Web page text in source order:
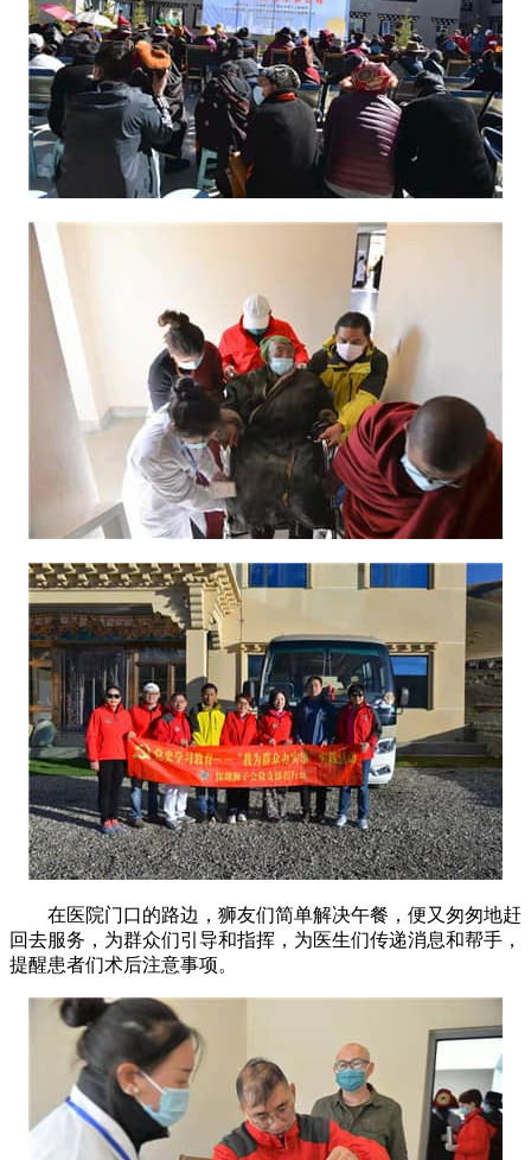
在医院门口的路边，狮友们简单解决午餐，便又匆匆地赶
回去服务，为群众们引导和指挥，为医生们传递消息和帮手，
提醒患者们术后注意事项。